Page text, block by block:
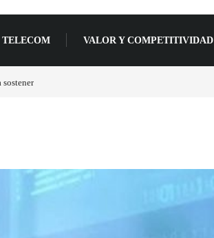
TELECOM VALOR Y COMPETITIVIDAD